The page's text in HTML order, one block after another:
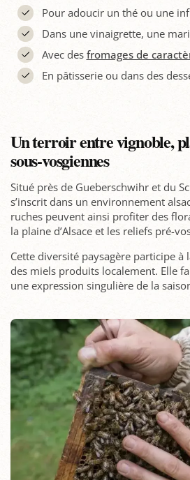
Pour adoucir un thé ou une
Dans une vinaigrette, une
Avec des fromages de
En pâtisserie ou dans des
Un terroir entre vignoble,
sous-vosgiennes
Situé près de Gueberschwihr et du
s’inscrit dans un environnement
ruches peuvent ainsi profiter des
la plaine d’Alsace et les reliefs pré-
Cette diversité paysagère participe à
des miels produits localement. Elle
une expression singulière de la